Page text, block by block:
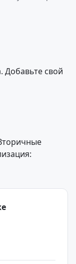
Добавьте свой